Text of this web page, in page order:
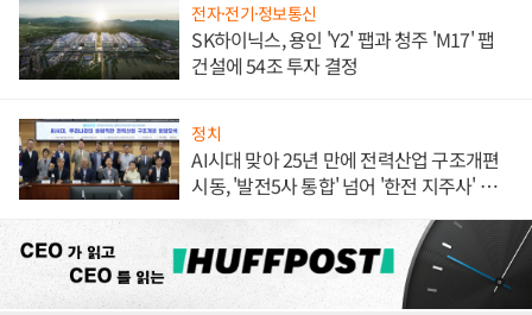
전자·전기·정보통신
SK하이닉스, 용인 'Y2' 팹과 청주 'M17' 팹
건설에 54조 투자 결정
정치
AI시대 맞아 25년 만에 전력산업 구조개편
시동, '발전5사 통합' 넘어 '한전 지주사' 재편